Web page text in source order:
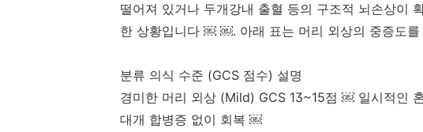
떨어져 있거나 두개강내 출혈 등의 구조적 뇌손상이
한 상황입니다 ￼ ￼. 아래 표는 머리 외상의 중증도를
분류 의식 수준 (GCS 점수) 설명
경미한 머리 외상 (Mild) GCS 13~15점 ￼ 일시적인
대개 합병증 없이 회복 ￼